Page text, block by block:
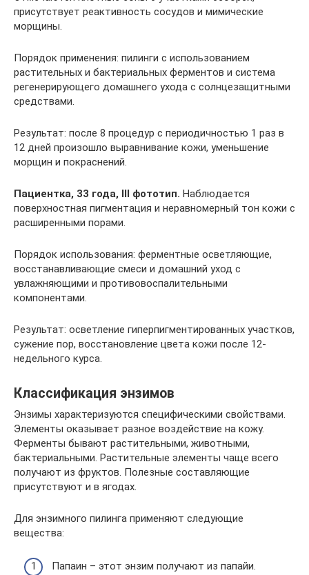
присутствует реактивность сосудов и мимические
морщины.
Порядок применения: пилинги с использованием
растительных и бактериальных ферментов и система
регенерирующего домашнего ухода с солнцезащитными
средствами.
Результат: после 8 процедур с периодичностью 1 раз в
12 дней произошло выравнивание кожи, уменьшение
морщин и покраснений.
Пациентка, 33 года, III фототип. Наблюдается
поверхностная пигментация и неравномерный тон кожи с
расширенными порами.
Порядок использования: ферментные осветляющие,
восстанавливающие смеси и домашний уход с
увлажняющими и противовоспалительными
компонентами.
Результат: осветление гиперпигментированных участков,
сужение пор, восстановление цвета кожи после 12-
недельного курса.
Классификация энзимов
Энзимы характеризуются специфическими свойствами.
Элементы оказывает разное воздействие на кожу.
Ферменты бывают растительными, животными,
бактериальными. Растительные элементы чаще всего
получают из фруктов. Полезные составляющие
присутствуют и в ягодах.
Для энзимного пилинга применяют следующие
вещества:
Папаин – этот энзим получают из папайи.